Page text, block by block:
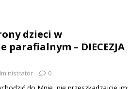
dzieci w
parafialnym – DIECEZJA
0